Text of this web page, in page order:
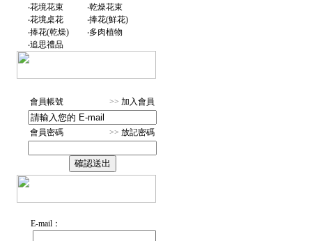
‧花境花束 ‧乾燥花束
‧花境桌花 ‧捧花(鮮花)
‧捧花(乾燥) ‧多肉植物
‧追思禮品
會員帳號 >> 加入會員
會員密碼 >> 放記密碼
E-mail：